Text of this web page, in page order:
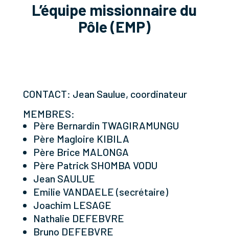
L’équipe missionnaire du
Pôle (EMP)
CONTACT: Jean Saulue, coordinateur
MEMBRES:
Père Bernardin TWAGIRAMUNGU
Père Magloire KIBILA
Père Brice MALONGA
Père Patrick SHOMBA VODU
Jean SAULUE
Emilie VANDAELE (secrétaire)
Joachim LESAGE
Nathalie DEFEBVRE
Bruno DEFEBVRE